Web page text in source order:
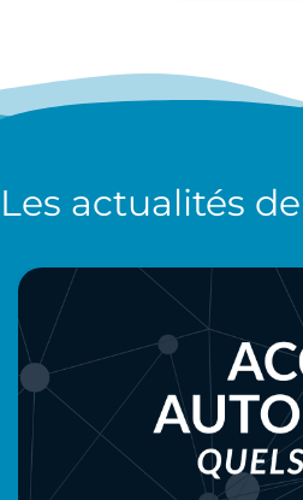
Les actualités de